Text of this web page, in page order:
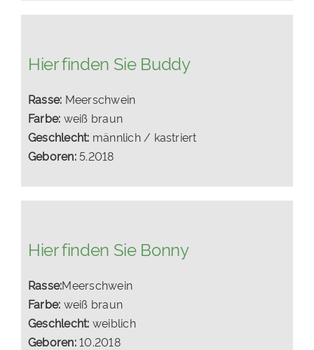
Hier finden Sie Buddy
Rasse: Meerschwein
Farbe: weiß braun
Geschlecht: männlich / kastriert
Geboren:5.2018
Hier finden Sie Bonny
Rasse:Meerschwein
Farbe: weiß braun
Geschlecht: weiblich
Geboren:10.2018